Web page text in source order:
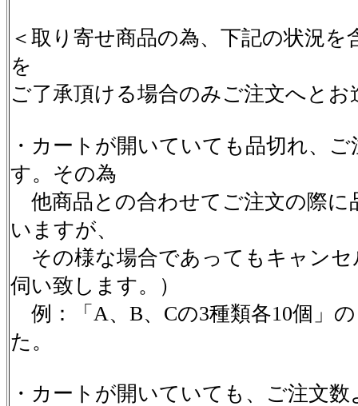
＜取り寄せ商品の為、下記の状況
を
ご了承頂ける場合のみご注文へとお
・カートが開いていても品切れ、
す。その為
他商品との合わせてご注文の際に
いますが、
その様な場合であってもキャンセ
伺い致します。）
例：「A、B、Cの3種類各10個」
た。
・カートが開いていても、ご注文